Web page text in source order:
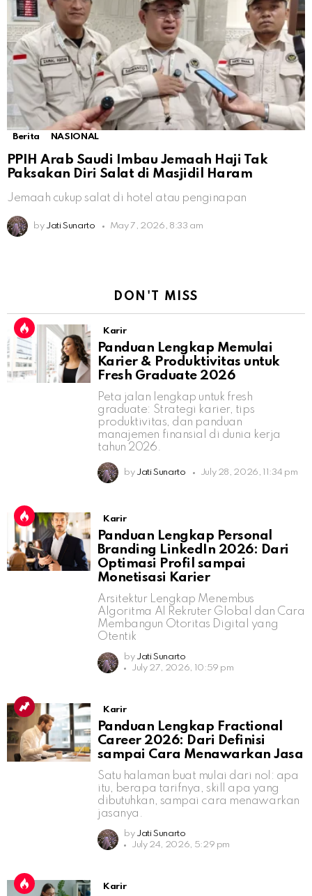
Berita NASIONAL
PPIH Arab Saudi Imbau Jemaah Haji Tak
Paksakan Diri Salat di Masjidil Haram
Jemaah cukup salat di hotel atau penginapan
by Jati Sunarto May 7, 2026, 8:33 am
DON'T MISS
Karir
Panduan Lengkap Memulai
Karier & Produktivitas untuk
Fresh Graduate 2026
Peta jalan lengkap untuk fresh
graduate: Strategi karier, tips
produktivitas, dan panduan
manajemen finansial di dunia kerja
tahun 2026.
by Jati Sunarto July 28, 2026, 11:34 pm
Karir
Panduan Lengkap Personal
Branding LinkedIn 2026: Dari
Optimasi Profil sampai
Monetisasi Karier
Arsitektur Lengkap Menembus
Algoritma AI Rekruter Global dan Cara
Membangun Otoritas Digital yang
Otentik
by Jati Sunarto
July 27, 2026, 10:59 pm
Karir
Panduan Lengkap Fractional
Career 2026: Dari Definisi
sampai Cara Menawarkan Jasa
Satu halaman buat mulai dari nol: apa
itu, berapa tarifnya, skill apa yang
dibutuhkan, sampai cara menawarkan
jasanya.
by Jati Sunarto
July 24, 2026, 5:29 pm
Karir